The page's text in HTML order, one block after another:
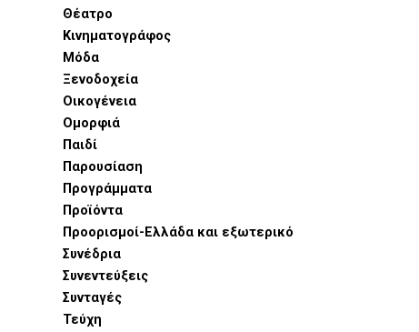
Θέατρο
Κινηματογράφος
Μόδα
Ξενοδοχεία
Οικογένεια
Ομορφιά
Παιδί
Παρουσίαση
Προγράμματα
Προϊόντα
Προορισμοί-Ελλάδα και εξωτερικό
Συνέδρια
Συνεντεύξεις
Συνταγές
Τεύχη